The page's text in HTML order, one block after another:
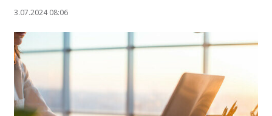
3.07.2024 08:06